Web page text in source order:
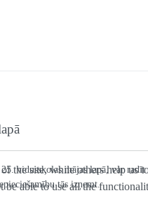
vidusskolas mājas lapā, var
tās izņemt.
the site, while others help
able to use all the